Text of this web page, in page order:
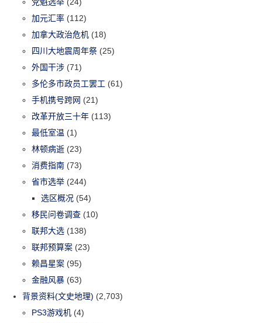
加元汇率 (112)
加拿大政治危机 (18)
四川大地震周年祭 (25)
外国干涉 (71)
多伦多市政员工罢工 (61)
手机携号跨网 (21)
改革开放三十年 (113)
最低室温 (1)
林顿病逝 (23)
消费指南 (73)
省市选举 (244)
选区概况 (54)
移民问卷调查 (10)
联邦大选 (138)
联邦预算案 (23)
赖昌星案 (95)
金融风暴 (63)
背景资料(文史地理) (2,703)
PS3游戏机 (4)